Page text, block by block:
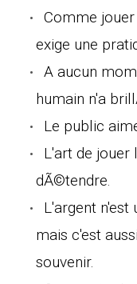
Comme
exige une
A aucun
humain n'a
Le public
L'art de jouer
dÃ©tendre.
L'argent n'est
mais c'est
souvenir.